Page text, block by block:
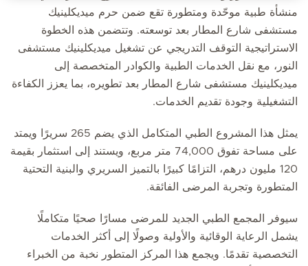
منشأة طبية موحّدة ومتطورة تقع ضمن حرم ميديكلينيك
مستشفى شارع المطار بعد توسعته. وتتضمن هذه الخطوة
الاستراتيجية التوقف التدريجي عن تشغيل ميديكلينيك مستشفى
النور، مع نقل الخدمات الطبية والكوادر المتخصصة إلى
ميديكلينيك مستشفى شارع المطار بعد تطويره، بما يعزز الكفاءة
التشغيلية وجودة تقديم الخدمات.
يمثل هذا المشروع الطبي المتكامل الذي يضم 265 سريرًا ويمتد
على مساحة تفوق 74,000 متر مربع، ويستند إلى استثمار بقيمة
120 مليون درهم، التزامًا كبيرًا بالتميز السريري والبنية التحتية
المتطورة وتجربة المرضى الفائقة.
سيوفر المجمع الطبي الجديد للمرضى مسارًا صحيًا متكاملًا
يشمل الرعاية الوقائية والأولية وصولًا إلى أكثر الخدمات
التخصصية تقدمًا. ويجمع هذا المركز المتطور نخبة من الخبراء